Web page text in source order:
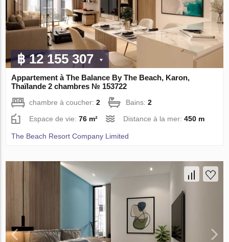
฿ 12 155 307
Appartement à The Balance By The Beach, Karon,
Thaïlande 2 chambres № 153722
chambre à coucher:2 Bains:2
Espace de vie:76 m² Distance à la mer:450 m
The Beach Resort Company Limited